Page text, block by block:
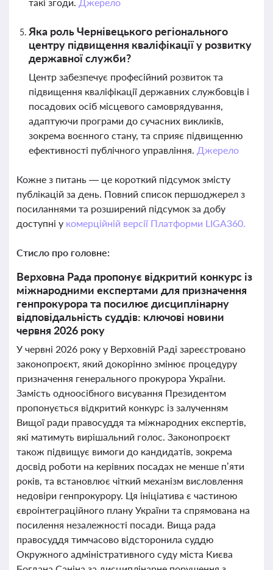
Яка роль Чернівецького регіонального
центру підвищення кваліфікації у розвитку
державної служби?
Центр забезпечує професійний розвиток та
підвищення кваліфікації державних службовців і
посадових осіб місцевого самоврядування,
адаптуючи програми до сучасних викликів,
зокрема воєнного стану, та сприяє підвищенню
ефективності публічного управління. Джерело
Кожне з питань — це короткий підсумок змісту
публікацій за день. Повний список першоджерел з
посиланнями та розширений підсумок за добу
доступні у комерційній версії Платформи LIGA360.
Стисло про головне:
Верховна Рада пропонує відкритий конкурс із
міжнародними експертами для призначення
генпрокурора та посилює дисциплінарну
відповідальність суддів: ключові новини
червня 2026 року
У червні 2026 року у Верховній Раді зареєстровано
законопроєкт, який докорінно змінює процедуру
призначення генерального прокурора України.
Замість одноосібного висування Президентом
пропонується відкритий конкурс із залученням
Вищої ради правосуддя та міжнародних експертів,
які матимуть вирішальний голос. Законопроєкт
також підвищує вимоги до кандидатів, зокрема
досвід роботи на керівних посадах не менше п’яти
років, та встановлює чіткий механізм висловлення
недовіри генпрокурору. Ця ініціатива є частиною
євроінтеграційного плану України та спрямована на
посилення незалежності посади. Вища рада
правосуддя тимчасово відсторонила суддю
Окружного адміністративного суду міста Києва